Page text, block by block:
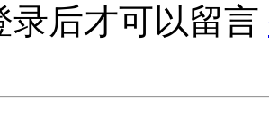
录后才可以留言